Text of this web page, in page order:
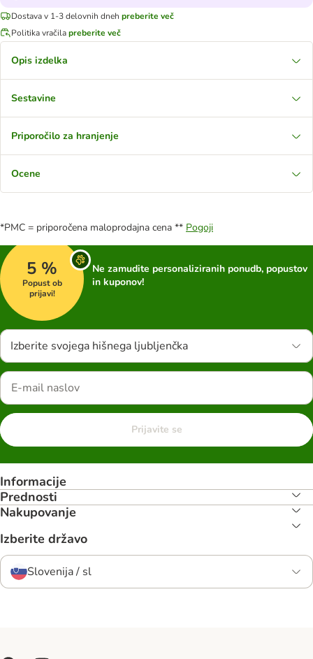
Dostava v 1-3 delovnih dneh preberite več
Politika vračilapreberite več
Opis izdelka
Sestavine
Priporočilo za hranjenje
Ocene
*PMC = priporočena maloprodajna cena ** Pogoji
5 %
Popust ob
prijavi!
Ne zamudite personaliziranih ponudb, popustov
in kuponov!
Izberite svojega hišnega ljubljenčka
Prijavite se
Informacije
Prednosti
Nakupovanje
Izberite državo
Slovenija / sl